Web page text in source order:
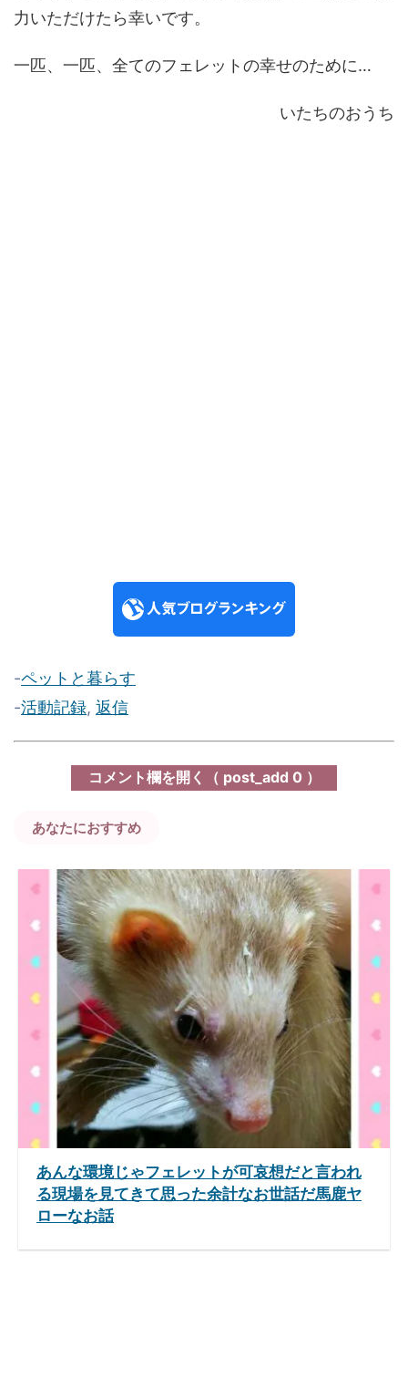
力いただけたら幸いです。
一匹、一匹、全てのフェレットの幸せのために…
いたちのおうち
-ペットと暮らす
-活動記録, 返信
コメント欄を開く（ post_add 0 ）
あなたにおすすめ
あんな環境じゃフェレットが可哀想だと言われ
る現場を見てきて思った余計なお世話だ馬鹿ヤ
ローなお話